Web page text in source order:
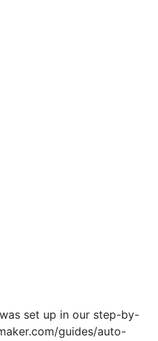
set up in our step-by-
guides/auto-